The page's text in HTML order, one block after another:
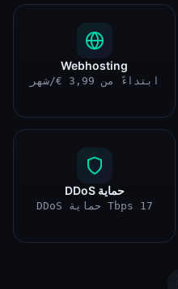
Webhosting
ابتداءً من 3,99 €/شهر
حماية DDoS
17 Tbps حماية DDoS